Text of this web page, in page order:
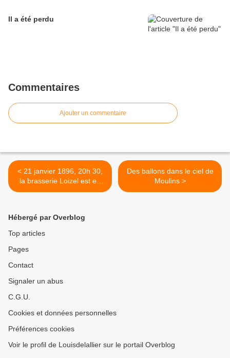
Il a été perdu
Commentaires
Ajouter un commentaire
< 21 janvier 1896, 20h 30,
la brasserie Loizel est en
feu
Des ballons dans le ciel de
Moulins >
Hébergé par Overblog
Top articles
Pages
Contact
Signaler un abus
C.G.U.
Cookies et données personnelles
Préférences cookies
Voir le profil de Louisdelallier sur le portail Overblog